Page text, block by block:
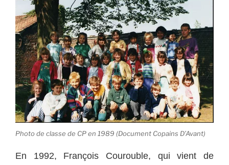
Photo de classe de CP en 1989 (Document Copains D’Avant)
En 1992, François Courouble, qui vient de